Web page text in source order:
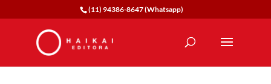
(11) 94386-8647 (Whatsapp)